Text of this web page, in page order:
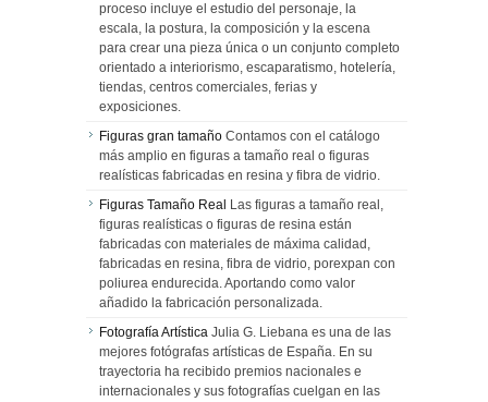
proceso incluye el estudio del personaje, la
escala, la postura, la composición y la escena
para crear una pieza única o un conjunto completo
orientado a interiorismo, escaparatismo, hotelería,
tiendas, centros comerciales, ferias y
exposiciones.
Figuras gran tamaño Contamos con el catálogo
más amplio en figuras a tamaño real o figuras
realísticas fabricadas en resina y fibra de vidrio.
Figuras Tamaño Real Las figuras a tamaño real,
figuras realísticas o figuras de resina están
fabricadas con materiales de máxima calidad,
fabricadas en resina, fibra de vidrio, porexpan con
poliurea endurecida. Aportando como valor
añadido la fabricación personalizada.
Fotografía Artística Julia G. Liebana es una de las
mejores fotógrafas artísticas de España. En su
trayectoria ha recibido premios nacionales e
internacionales y sus fotografías cuelgan en las